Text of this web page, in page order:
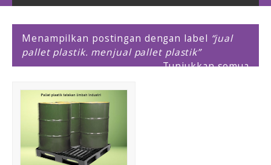
HOME
PALLET PLASTIK
Nestable
One Way Series
Medium Duty
Menampilkan postingan dengan label jual
pallet plastik. menjual pallet plastik
Tunjukkan semua